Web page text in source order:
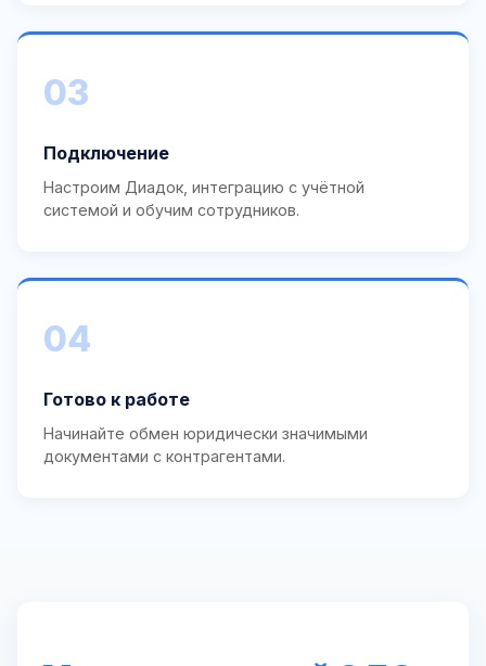
03
Подключение
Настроим Диадок, интеграцию с учётной
системой и обучим сотрудников.
04
Готово к работе
Начинайте обмен юридически значимыми
документами с контрагентами.